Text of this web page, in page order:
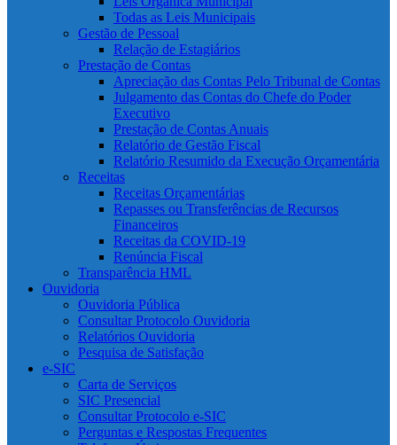
Todas as Leis Municipais
Gestão de Pessoal
Relação de Estagiários
Prestação de Contas
Apreciação das Contas Pelo Tribunal de Contas
Julgamento das Contas do Chefe do Poder
Executivo
Prestação de Contas Anuais
Relatório de Gestão Fiscal
Relatório Resumido da Execução Orçamentária
Receitas
Receitas Orçamentárias
Repasses ou Transferências de Recursos
Financeiros
Receitas da COVID-19
Renúncia Fiscal
Transparência HML
Ouvidoria
Ouvidoria Pública
Consultar Protocolo Ouvidoria
Relatórios Ouvidoria
Pesquisa de Satisfação
e-SIC
Carta de Serviços
SIC Presencial
Consultar Protocolo e-SIC
Perguntas e Respostas Frequentes